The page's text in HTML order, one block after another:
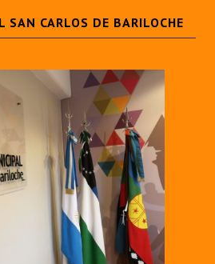
ORGÁNICA
SAN CARLOS DE BARILOCHE